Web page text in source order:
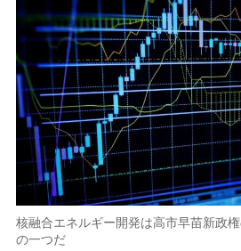
核融合エネルギー開発は高市早苗新政
の一つだ